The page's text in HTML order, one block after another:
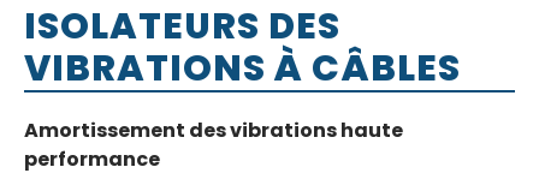
ISOLATEURS DES
VIBRATIONS À CÂBLES
Amortissement des vibrations haute
performance